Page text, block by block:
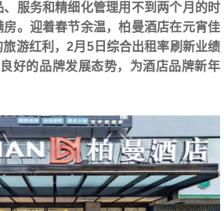
服务和精细化管理用不到两个月的时
。迎着春节余温，柏曼酒店在元宵佳
游红利，2月5日综合出租率刷新业绩
好的品牌发展态势，为酒店品牌新年